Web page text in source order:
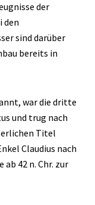
der
den
sind darüber
bereits in
war die dritte
und trug nach
Titel
Claudius nach
42 n. Chr. zur